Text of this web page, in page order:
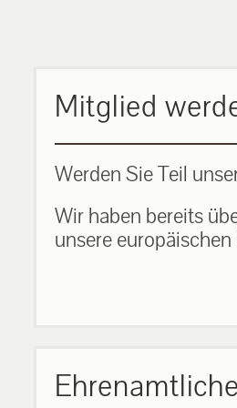
Mitglied
Werden Sie Teil
Wir haben bereits
unsere